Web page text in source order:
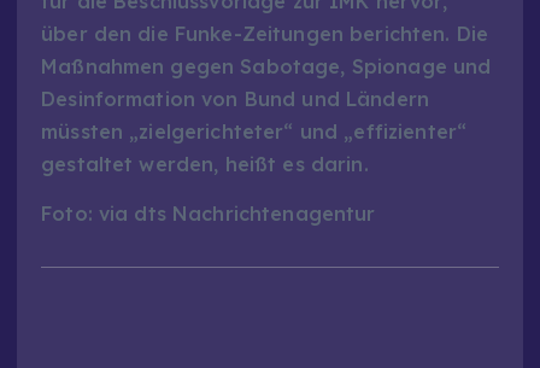
über den die Funke-Zeitungen berichten. Die
Maßnahmen gegen Sabotage, Spionage und
Desinformation von Bund und Ländern
müssten „zielgerichteter“ und „effizienter“
gestaltet werden, heißt es darin.
Foto: via dts Nachrichtenagentur